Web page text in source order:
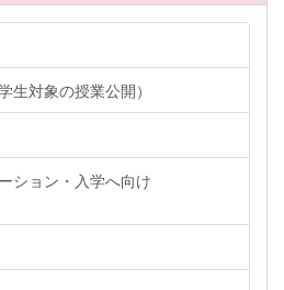
生対象の授業公開）
ション・入学へ向け